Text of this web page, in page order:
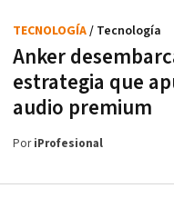
Anker
estrategia que
audio premium
TECNOLOGÍA/ Tecnología
PoriProfesional